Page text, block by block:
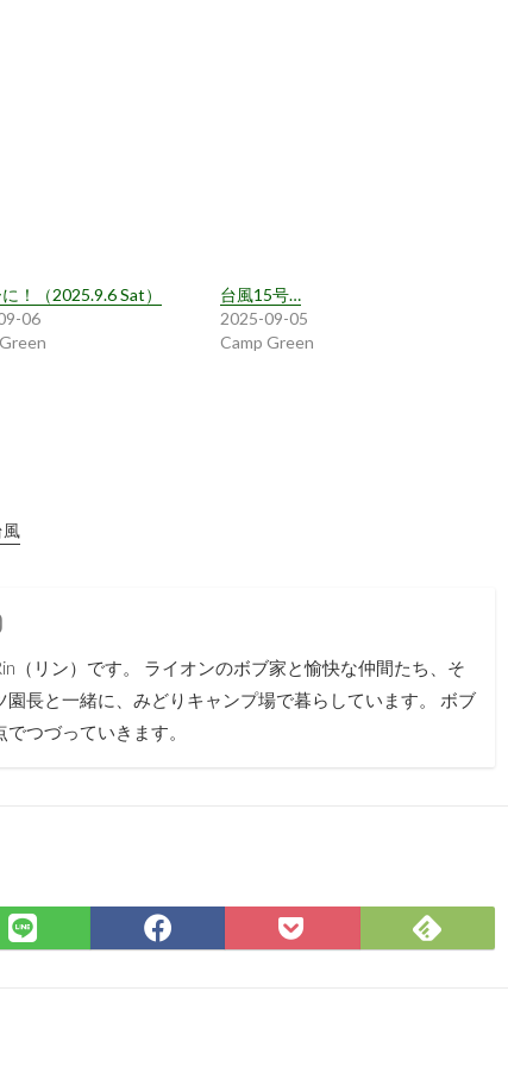
！（2025.9.6 Sat）
06
台風15号…
2025-09-05
Camp Green
風
Instagram
（リン）です。 ライオンのボブ家と愉快な仲間たち、そ
園長と一緒に、みどりキャンプ場で暮らしています。 ボブ
つづっていきます。
LINE
で
Facebook
で
Pocket
に
Feedly
で